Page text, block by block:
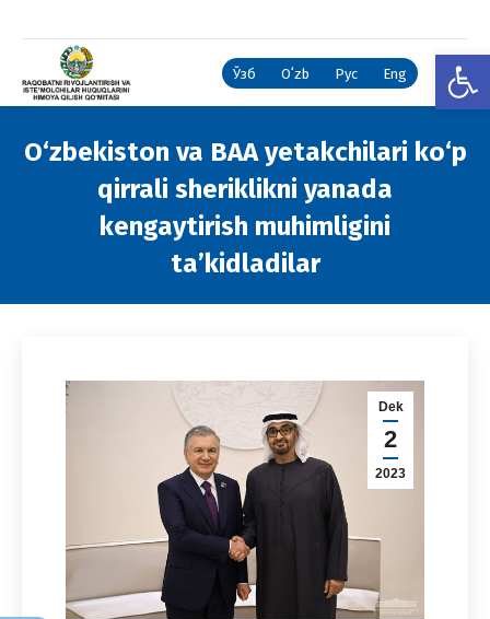
Ўзб Oʻzb Рус Eng
O‘zbekiston va BAA yetakchilari ko‘p
qirrali sheriklikni yanada
kengaytirish muhimligini
ta’kidladilar
Dek
2
2023